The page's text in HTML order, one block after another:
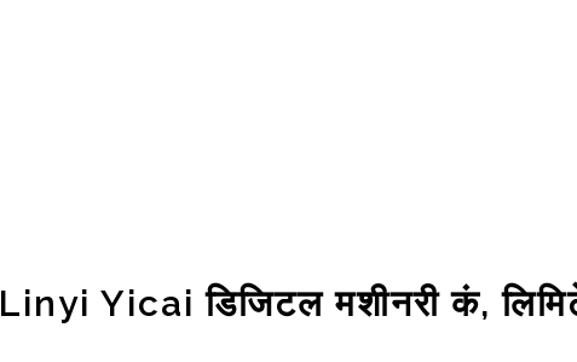
Linyi Yicai डिजिटल मशीनरी कं,